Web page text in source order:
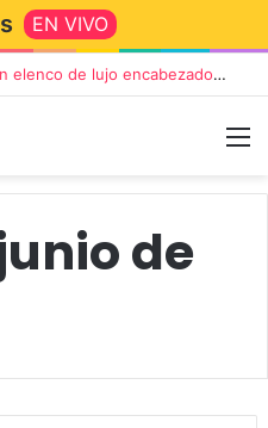
EN VIVO
“TIRRIA” llega a Tandil con un elenco de lujo encabezado por Capusotto, Spregelburd y Stefani
de